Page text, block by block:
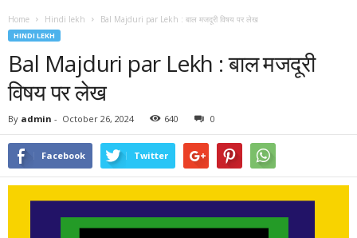
Home Hindi lekh Bal Majduri par Lekh : बाल मजदूरी विषय पर लेख
HINDI LEKH
Bal Majduri par Lekh : बाल मजदूरी
विषय पर लेख
By admin - October 26, 2024 640 0
Facebook Twitter